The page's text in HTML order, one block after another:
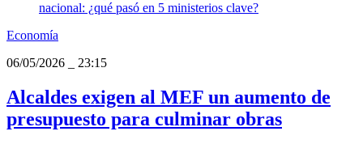
Economía
06/05/2026
23:15
Alcaldes exigen al MEF un aumento de
presupuesto para culminar obras